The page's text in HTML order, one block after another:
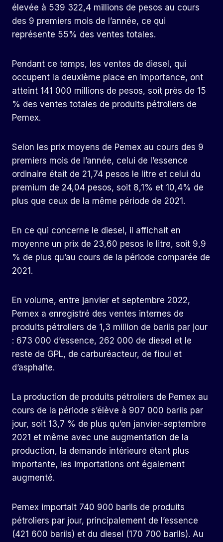
élevée à 539 322,4 millions de pesos au cours
des 9 premiers mois de l’année, ce qui
représente 55% des ventes totales.
Pendant ce temps, les ventes de diesel, qui
occupent la deuxième place en importance, ont
atteint 141 000 millions de pesos, soit près de 15
% des ventes totales de produits pétroliers de
Pemex.
Selon les prix moyens de Pemex au cours des 9
premiers mois de l’année, celui de l’essence
ordinaire était de 21,74 pesos le litre et celui du
premium de 24,04 pesos, soit 8,1% et 10,4% de
plus que ceux de la même période de 2021.
En ce qui concerne le diesel, il affichait en
moyenne un prix de 23,60 pesos le litre, soit 9,9
% de plus qu’au cours de la période comparée de
2021.
En volume, entre janvier et septembre 2022,
Pemex a enregistré des ventes internes de
produits pétroliers de 1,3 million de barils par jour
: 673 000 d’essence, 262 000 de diesel et le
reste de GPL, de carburéacteur, de fioul et
d’asphalte.
La production de produits pétroliers de Pemex au
cours de la période s’élève à 907 000 barils par
jour, soit 13,7 % de plus qu’en janvier-septembre
2021 et même avec une augmentation de la
production, la demande intérieure étant plus
importante, les importations ont également
augmenté.
Pemex importait 740 900 barils de produits
pétroliers par jour, principalement de l’essence
(421 600 barils) et du diesel (170 700 barils). Au